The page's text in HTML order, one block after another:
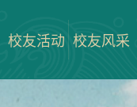
校友活动 校友风采